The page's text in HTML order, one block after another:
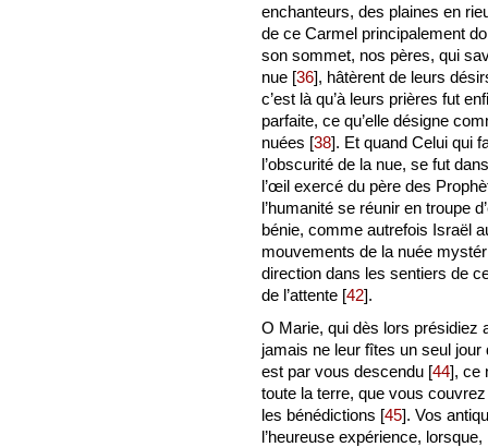
enchanteurs, des plaines en
de ce Carmel principalement
son sommet, nos pères, qui
nue [36], hâtèrent de leurs
c’est là qu’à leurs prières fut
parfaite, ce qu’elle désigne
nuées [38]. Et quand Celui qui
l’obscurité de la nue, se fut
l’œil exercé du père des
l’humanité se réunir en troupe
bénie, comme autrefois Israël
mouvements de la nuée
direction dans les sentiers de
de l’attente [42].
O Marie, qui dès lors présidiez
jamais ne leur fîtes un seul jour
est par vous descendu [44], ce
toute la terre, que vous
les bénédictions [45]. Vos
l’heureuse expérience,